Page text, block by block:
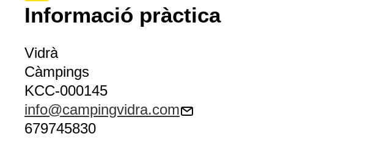
Informació pràctica
Vidrà
Càmpings
KCC-000145
info@campingvidra.com
679745830